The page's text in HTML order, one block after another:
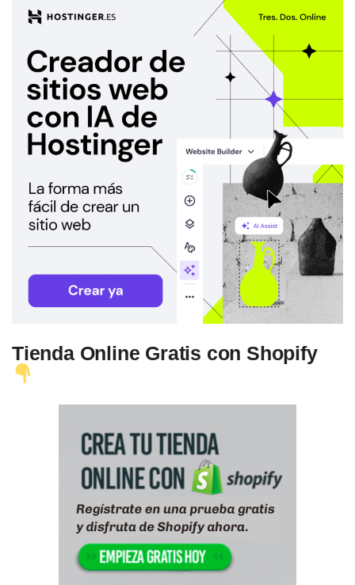
Tienda Online Gratis con Shopify